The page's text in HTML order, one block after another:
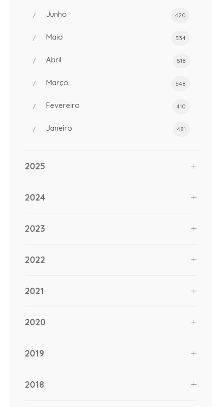
Junho 420
Maio 534
Abril 518
Março 548
Fevereiro 410
Janeiro 481
2025
2024
2023
2022
2021
2020
2019
2018